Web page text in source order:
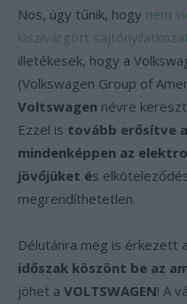
Nos, úgy tűnik, hogy nem
kiszivárgott
illetékesek, hogy a
(Volkswagen Group of
Voltswagen névre
Ezzel is tovább erősítve
mindenképpen az
jövőjüket és
megrendíthetetlen.
Délutánra meg is érkezett a
időszak köszönt be az
jöhet a VOLTSWAGEN! A